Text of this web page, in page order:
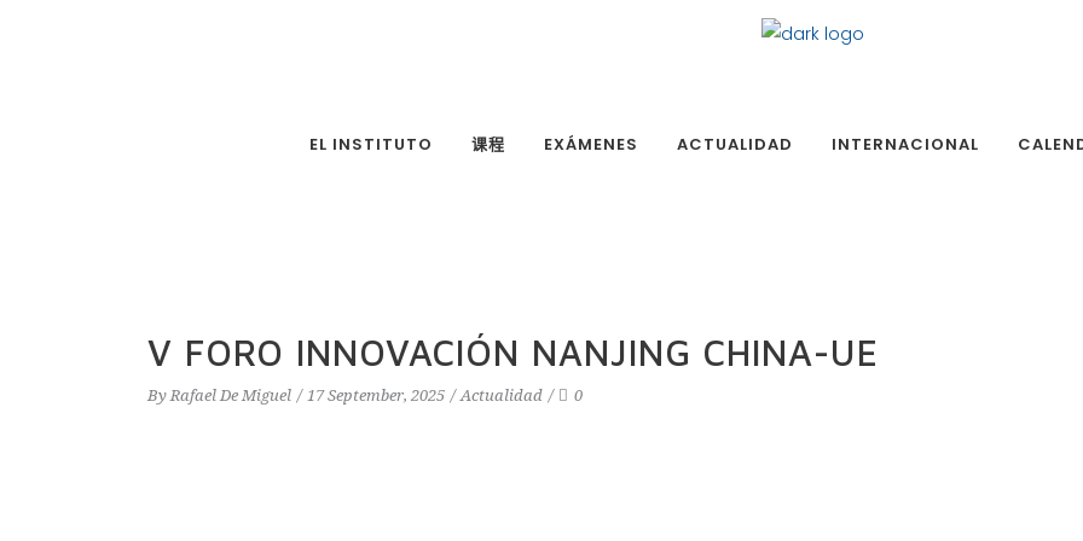
EL INSTITUTO 课程 EXÁMENES ACTUALIDAD INTERNACIONAL
V FORO INNOVACIÓN NANJING CHINA-UE
By Rafael De Miguel 17 September, 2025 Actualidad 0